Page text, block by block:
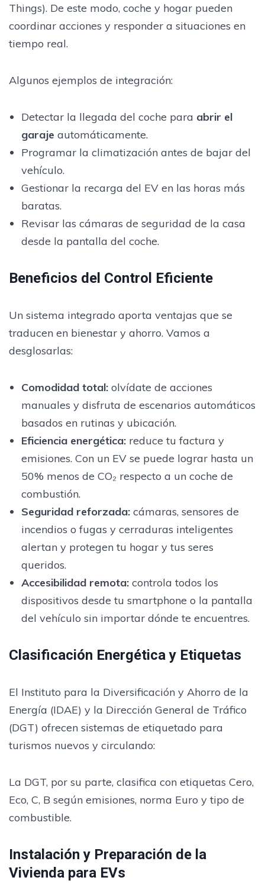
Things). De este modo, coche y hogar pueden
coordinar acciones y responder a situaciones en
tiempo real.
Algunos ejemplos de integración:
Detectar la llegada del coche para abrir el
garaje automáticamente.
Programar la climatización antes de bajar del
vehículo.
Gestionar la recarga del EV en las horas más
baratas.
Revisar las cámaras de seguridad de la casa
desde la pantalla del coche.
Beneficios del Control Eficiente
Un sistema integrado aporta ventajas que se
traducen en bienestar y ahorro. Vamos a
desglosarlas:
Comodidad total:olvídate de acciones
manuales y disfruta de escenarios automáticos
basados en rutinas y ubicación.
Eficiencia energética:reduce tu factura y
emisiones. Con un EV se puede lograr hasta un
50% menos de CO₂ respecto a un coche de
combustión.
Seguridad reforzada:cámaras, sensores de
incendios o fugas y cerraduras inteligentes
alertan y protegen tu hogar y tus seres
queridos.
Accesibilidad remota:controla todos los
dispositivos desde tu smartphone o la pantalla
del vehículo sin importar dónde te encuentres.
Clasificación Energética y Etiquetas
El Instituto para la Diversificación y Ahorro de la
Energía (IDAE) y la Dirección General de Tráfico
(DGT) ofrecen sistemas de etiquetado para
turismos nuevos y circulando:
La DGT, por su parte, clasifica con etiquetas Cero,
Eco, C, B según emisiones, norma Euro y tipo de
combustible.
Instalación y Preparación de la
Vivienda para EVs